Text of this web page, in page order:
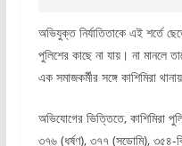
অভিযুক্ত নির্যাতিতাকে এই শর্তে
পুলিশের কাছে না যায়। না
এক সমাজকর্মীর সঙ্গে কাশিমিরা
অভিযোগের ভিত্তিতে, কাশিমিরা
৩৭৬ (ধর্ষণ), ৩৭৭ (সডোমি), ৩৫৪-